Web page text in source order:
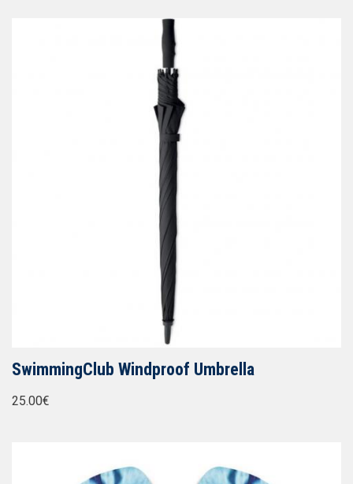
SwimmingClub Windproof Umbrella
25.00€